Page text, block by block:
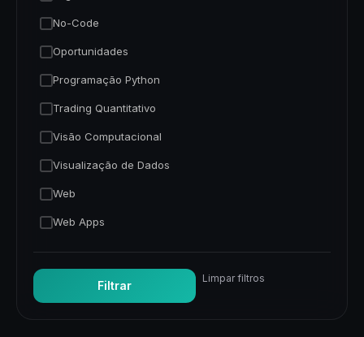
No-Code
Oportunidades
Programação Python
Trading Quantitativo
Visão Computacional
Visualização de Dados
Web
Web Apps
Filtrar
Limpar filtros